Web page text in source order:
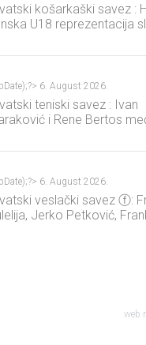
košarkaški savez :
U18 reprezentacija
6. August 2026.
teniski savez : Ivan
i Rene Bertos
6. August 2026.
veslački savez ⓕ:
Jerko Petković,
web